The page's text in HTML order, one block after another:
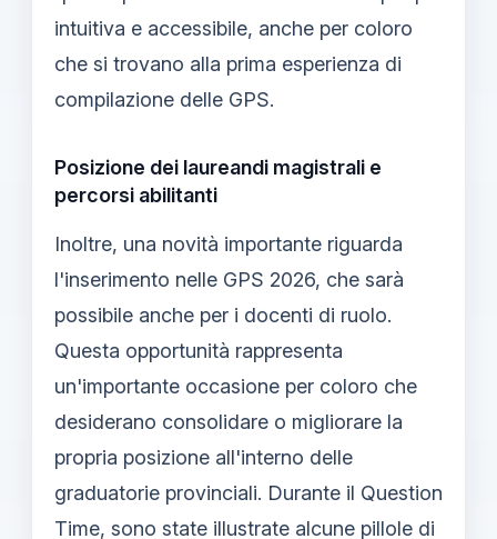
intuitiva e accessibile, anche per coloro
che si trovano alla prima esperienza di
compilazione delle GPS.
Posizione dei laureandi magistrali e
percorsi abilitanti
Inoltre, una novità importante riguarda
l'inserimento nelle GPS 2026, che sarà
possibile anche per i docenti di ruolo.
Questa opportunità rappresenta
un'importante occasione per coloro che
desiderano consolidare o migliorare la
propria posizione all'interno delle
graduatorie provinciali. Durante il Question
Time, sono state illustrate alcune pillole di